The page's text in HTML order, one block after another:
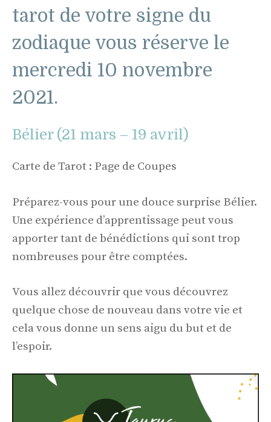
tarot de votre signe du
zodiaque vous réserve le
mercredi 10 novembre
2021.
Bélier (21 mars – 19 avril)
Carte de Tarot : Page de Coupes
Préparez-vous pour une douce surprise Bélier.
Une expérience d’apprentissage peut vous
apporter tant de bénédictions qui sont trop
nombreuses pour être comptées.
Vous allez découvrir que vous découvrez
quelque chose de nouveau dans votre vie et
cela vous donne un sens aigu du but et de
l’espoir.